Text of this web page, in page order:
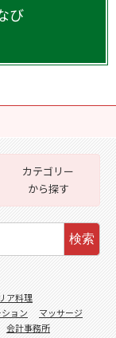
び
カテゴリー
から探す
検索
ア料理
ョン
マッサージ
会計事務所